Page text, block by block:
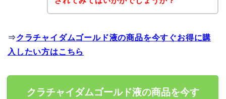
⇒クラチャイダムゴールド液の商品を今すぐお得に購
入したい方はこちら
クラチャイダムゴールド液の商品を今す